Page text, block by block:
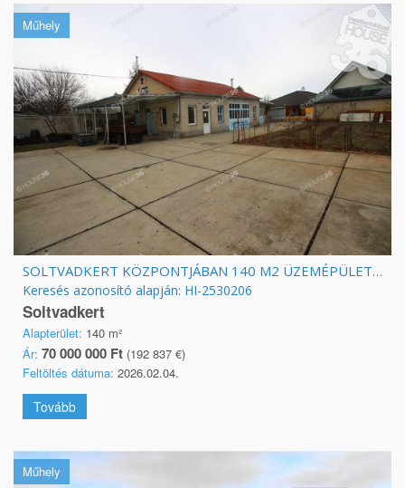
Műhely
SOLTVADKERT KÖZPONTJÁBAN 140 M2 ÜZEMÉPÜLET ÉS FELÚJÍTANDÓ LAKÓHÁZ ELADÓ!
Keresés azonosító alapján: HI-2530206
Soltvadkert
Alapterület: 140 m²
Ár: 70 000 000 Ft (192 837 €)
Feltöltés dátuma: 2026.02.04.
Tovább
Műhely